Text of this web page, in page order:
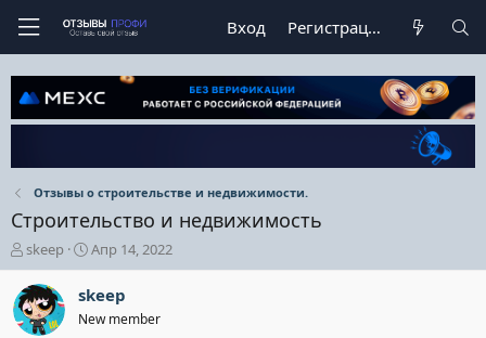
Вход Регистрация
Отзывы о строительстве и недвижимости.
Строительство и недвижимость
А
в
т
о
р
skeep
Д
а
а
н
Апр 14, 2022
skeep
New member